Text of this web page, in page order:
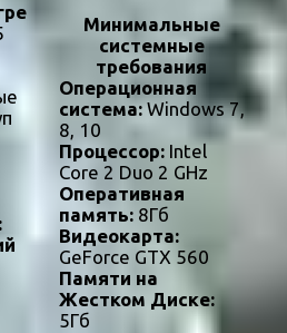
Минимальные
системные
требования
Операционная
система:Windows 7,
8, 10
Процессор:Intel
Core 2 Duo 2 GHz
Оперативная
память:8Гб
Видеокарта:
GeForce GTX 560
Памяти на
Жестком Диске:
5Гб